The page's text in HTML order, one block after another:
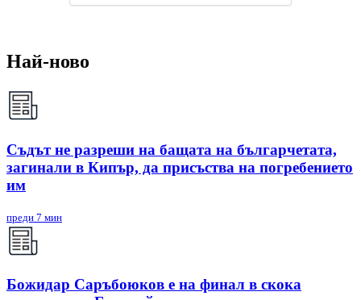
Най-ново
Съдът не разреши на бащата на българчетата,
загинали в Кипър, да присъства на погребението
им
преди 7 мин
Божидар Саръбоюков е на финал в скока